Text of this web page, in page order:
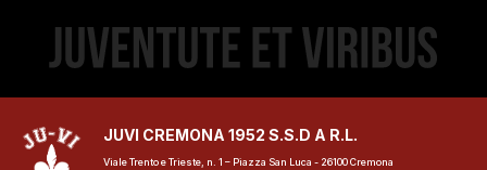
JUVI CREMONA 1952 S.S.D A R.L.
Viale Trento e Trieste, n. 1 – Piazza San Luca - 26100 Cremona